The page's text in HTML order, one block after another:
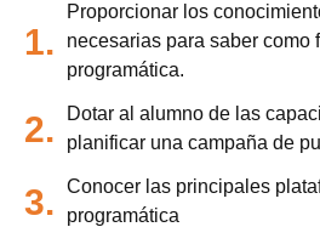
1.
Proporcionar los
necesarias para saber como
programática.
2.
Dotar al alumno de las
planificar una campaña de
3.
Conocer las principales
programática